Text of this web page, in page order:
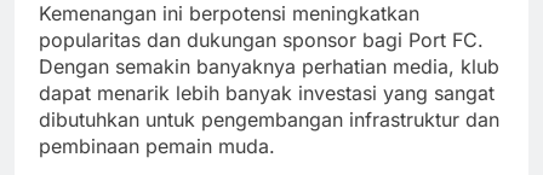
Kemenangan ini berpotensi meningkatkan
popularitas dan dukungan sponsor bagi Port FC.
Dengan semakin banyaknya perhatian media, klub
dapat menarik lebih banyak investasi yang sangat
dibutuhkan untuk pengembangan infrastruktur dan
pembinaan pemain muda.